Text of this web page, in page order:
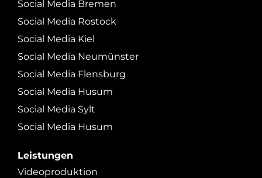
Social Media Bremen
Social Media Rostock
Social Media Kiel
Social Media Neumünster
Social Media Flensburg
Social Media Husum
Social Media Sylt
Social Media Husum
Leistungen
Videoproduktion